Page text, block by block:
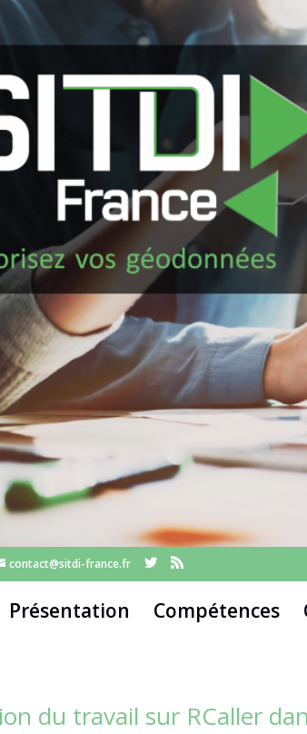
contact@sitdi-france.fr
Présentation Compétences
du travail sur RCaller